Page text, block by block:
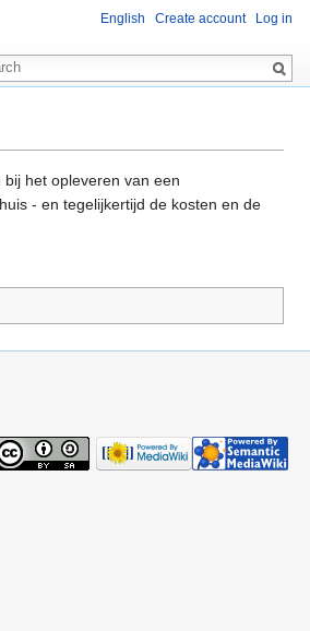
het opleveren van een
- en tegelijkertijd de kosten en de
English Create account Log in